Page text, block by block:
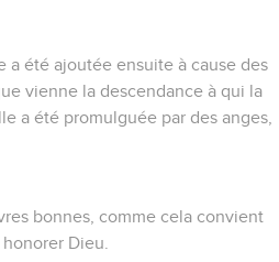
a été ajoutée ensuite à cause des
vienne la descendance à qui la
a été promulguée par des anges,
bonnes, comme cela convient
Dieu.